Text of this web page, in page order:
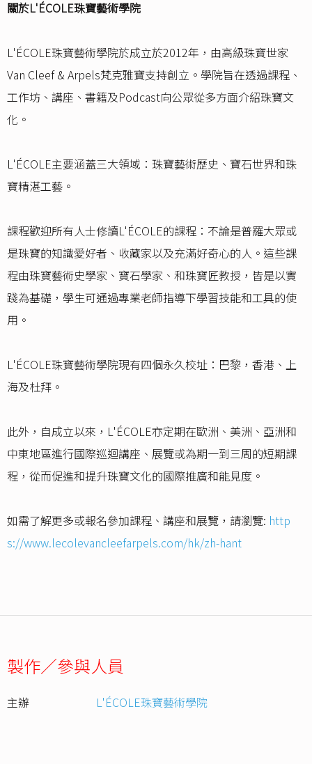
關於L'ÉCOLE珠寶藝術學院
L'ÉCOLE珠寶藝術學院於成立於2012年，由高級珠寶世家
Van Cleef & Arpels梵克雅寶支持創立。學院旨在透過課程、
工作坊、講座、書籍及Podcast向公眾從多方面介紹珠寶文
化。
L'ÉCOLE主要涵蓋三大領域：珠寶藝術歷史、寶石世界和珠
寶精湛工藝。
課程歡迎所有人士修讀L'ÉCOLE的課程：不論是普羅大眾或
是珠寶的知識愛好者、收藏家以及充滿好奇心的人。這些課
程由珠寶藝術史學家、寶石學家、和珠寶匠教授，皆是以實
踐為基礎，學生可通過專業老師指導下學習技能和工具的使
用。
L'ÉCOLE珠寶藝術學院現有四個永久校址：巴黎，香港、上
海及杜拜。
此外，自成立以來，L'ÉCOLE亦定期在歐洲、美洲、亞洲和
中東地區進行國際巡迴講座、展覽或為期一到三周的短期課
程，從而促進和提升珠寶文化的國際推廣和能見度。
如需了解更多或報名參加課程、講座和展覽，請瀏覽: http
s://www.lecolevancleefarpels.com/hk/zh-hant
製作／參與人員
主辦 L'ÉCOLE珠寶藝術學院